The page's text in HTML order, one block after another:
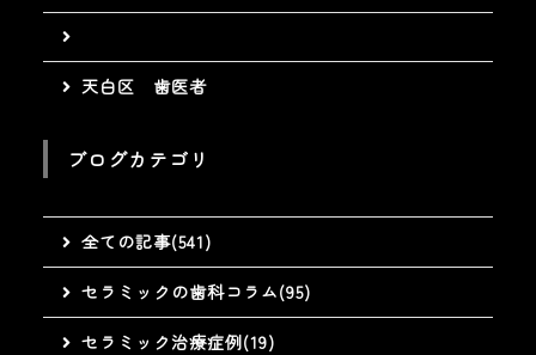
天白区 歯医者
ブログカテゴリ
全ての記事(541)
セラミックの歯科コラム(95)
セラミック治療症例(19)